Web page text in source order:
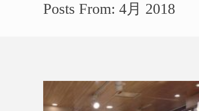
Posts From: 4月 2018